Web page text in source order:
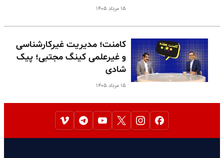
۱۵ مرداد ۱۴۰۵
کامنت؛ مدیریت غیرکارشناسی
و غیرعلمی کینگ مجتبی؛ پیک
شادی
۱۵ مرداد ۱۴۰۵